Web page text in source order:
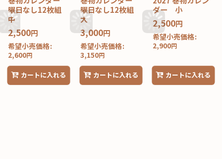
曜日なし12枚組
中
2,500円
希望小売価格:
2,600円
カートに入れる
曜日なし12枚組
大
3,000円
希望小売価格:
3,150円
カートに入れる
ダー 小
2,500円
希望小売価格:
2,900円
カートに入れる